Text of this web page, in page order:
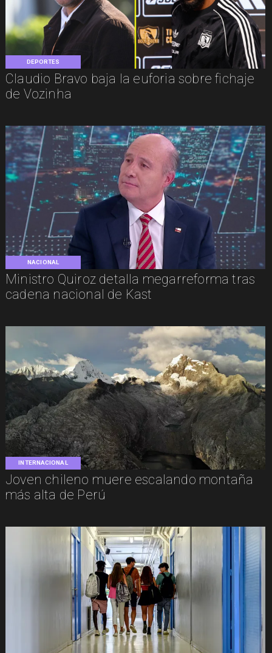
DEPORTES
Claudio Bravo baja la euforia sobre fichaje
de Vozinha
NACIONAL
Ministro Quiroz detalla megarreforma tras
cadena nacional de Kast
INTERNACIONAL
Joven chileno muere escalando montaña
más alta de Perú